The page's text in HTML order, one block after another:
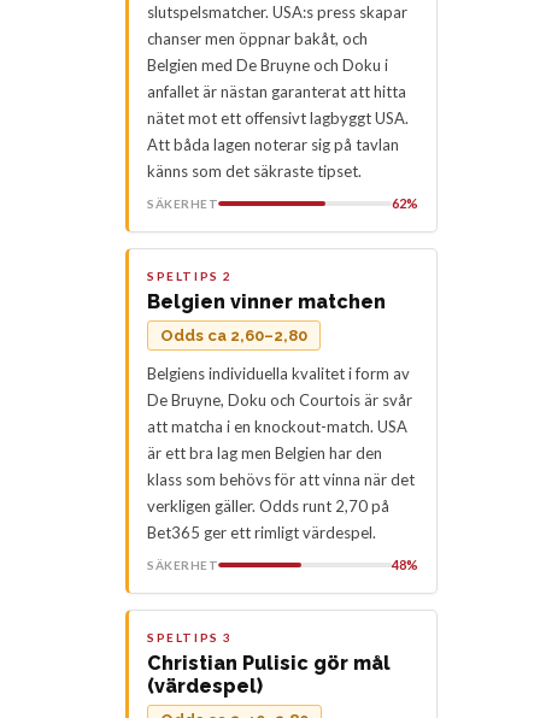
slutspelsmatcher. USA:s press skapar
chanser men öppnar bakåt, och
Belgien med De Bruyne och Doku i
anfallet är nästan garanterat att hitta
nätet mot ett offensivt lagbyggt USA.
Att båda lagen noterar sig på tavlan
känns som det säkraste tipset.
SÄKERHET 62%
SPELTIPS 2
Belgien vinner matchen
Odds ca 2,60–2,80
Belgiens individuella kvalitet i form av
De Bruyne, Doku och Courtois är svår
att matcha i en knockout-match. USA
är ett bra lag men Belgien har den
klass som behövs för att vinna när det
verkligen gäller. Odds runt 2,70 på
Bet365 ger ett rimligt värdespel.
SÄKERHET 48%
SPELTIPS 3
Christian Pulisic gör mål
(värdespel)